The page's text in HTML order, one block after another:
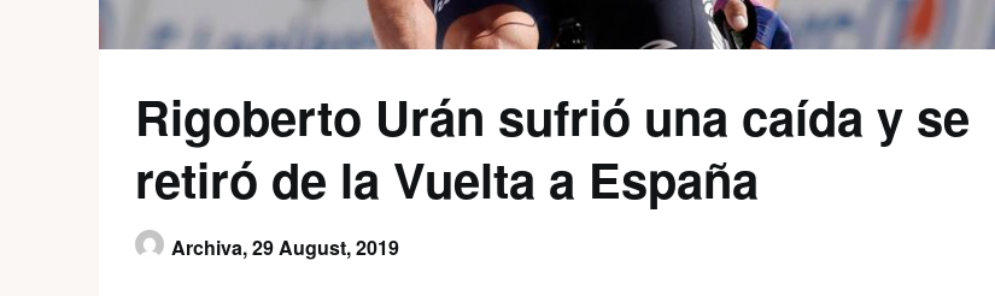
Rigoberto Urán sufrió una caída y se
retiró de la Vuelta a España
Archiva,29 August, 2019